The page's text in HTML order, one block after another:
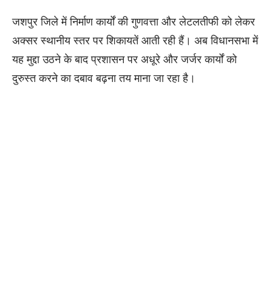
​जशपुर जिले में निर्माण कार्यों की गुणवत्ता और लेटलतीफी को लेकर
अक्सर स्थानीय स्तर पर शिकायतें आती रही हैं। अब विधानसभा में
यह मुद्दा उठने के बाद प्रशासन पर अधूरे और जर्जर कार्यों को
दुरुस्त करने का दबाव बढ़ना तय माना जा रहा है।